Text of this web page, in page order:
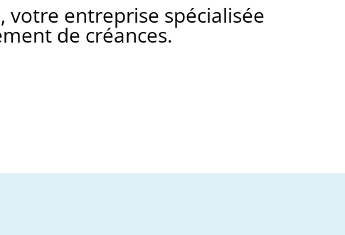
votre entreprise spécialisée
de créances.